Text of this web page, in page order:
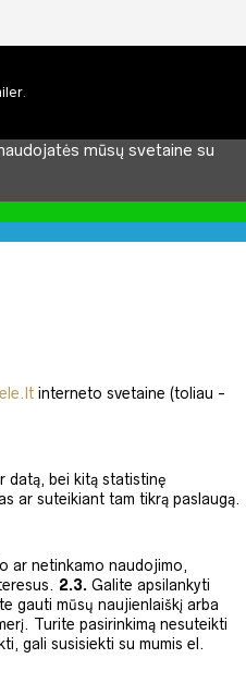
.
mūsų svetaine su
interneto svetaine (toliau -
datą, bei kitą statistinę
ar suteikiant tam tikrą paslaugą.
ar netinkamo naudojimo,
2.3. Galite apsilankyti
gauti mūsų naujienlaiškį arba
Turite pasirinkimą nesuteikti
gali susisiekti su mumis el.